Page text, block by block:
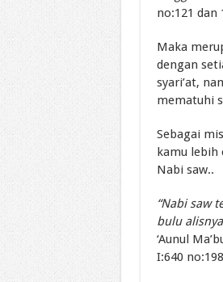
no:121 dan
Maka
dengan
syari’at,
mematuhi
Sebagai
kamu lebih
Nabi saw..
“Nabi saw
bulu
‘Aunul
I:640